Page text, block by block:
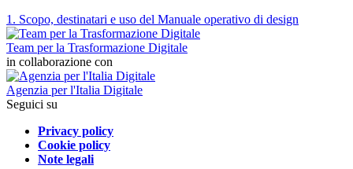
1. Scopo, destinatari e uso del Manuale operativo di design
Team per la Trasformazione Digitale
in collaborazione con
Agenzia per l'Italia Digitale
Seguici su
Privacy policy
Cookie policy
Note legali